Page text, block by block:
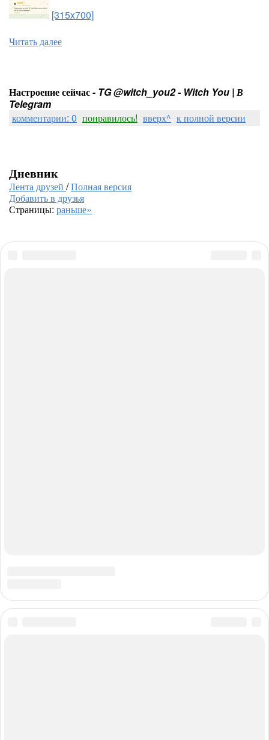
[315x700]
Читать далее
Настроение сейчас - TG @witch_you2 - Witch You | В
Telegram
комментарии: 0 понравилось! вверх^ к полной версии
Дневник
Лента друзей /Полная версия
Добавить в друзья
Страницы: раньше»